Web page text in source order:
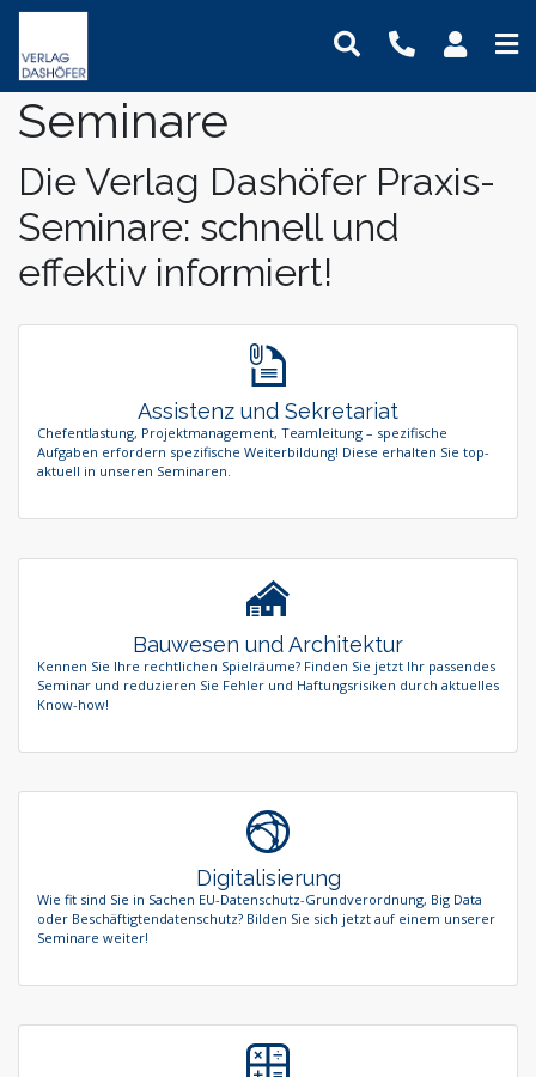
Online-Seminare
Online-Lehrgänge
VideoCampus
Seminare
Lehrgänge
Tagungen
Inhouse
Fachbücher
Handbücher
Software
Wissensdatenbanken
Formulare
Assistenz und Sekretariat
Bauwesen und Architektur
Betriebsrat und Arbeitnehmervertretung
Einkauf
Digitalisierung
Management und Unternehmensführung
Nachhaltigkeit
Personalmanagement und Entgeltabrechnung
Newsletter
Podcasts
FAQ
Der Verlag
Das Team
Karriere
Online-Weiterbildung
Präsenz-Weiterbildung
Produkte
Themen
Dashöfer
Mein Benutzerkonto
Logout
Seminare
Die Verlag Dashöfer Praxis-
Seminare: schnell und
effektiv informiert!
Assistenz und Sekretariat
Chefentlastung, Projektmanagement, Teamleitung – spezifische
Aufgaben erfordern spezifische Weiterbildung! Diese erhalten Sie top-
aktuell in unseren Seminaren.
Bauwesen und Architektur
Kennen Sie Ihre rechtlichen Spielräume? Finden Sie jetzt Ihr passendes
Seminar und reduzieren Sie Fehler und Haftungsrisiken durch aktuelles
Know-how!
Digitalisierung
Wie fit sind Sie in Sachen EU-Datenschutz-Grundverordnung, Big Data
oder Beschäftigtendatenschutz? Bilden Sie sich jetzt auf einem unserer
Seminare weiter!